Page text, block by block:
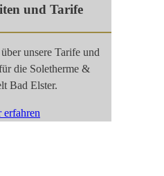
und Tarife
unsere Tarife und
die Soletherme &
Bad Elster.
erfahren